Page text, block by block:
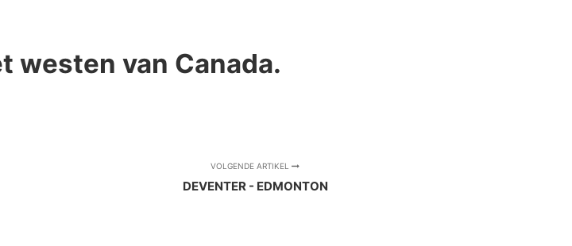
westen van Canada.
VOLGENDE ARTIKEL
DEVENTER - EDMONTON